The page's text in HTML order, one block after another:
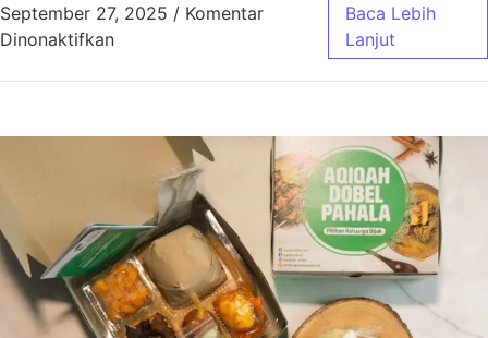
September 27, 2025 / Komentar
Dinonaktifkanpada Aqiqah Subang Sesuai Syariat dengan
Baca Lebih
Lanjut